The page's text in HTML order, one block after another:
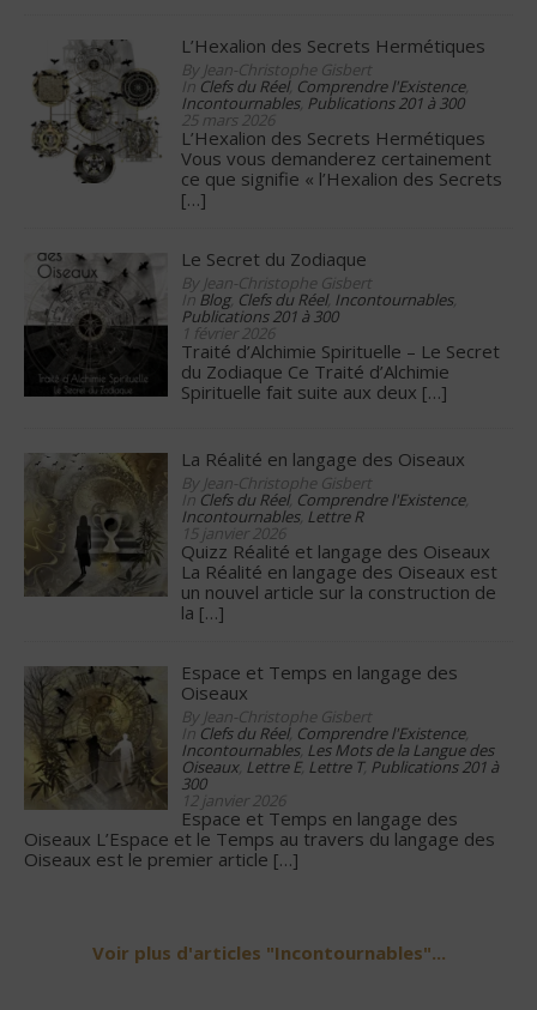
L’Hexalion des Secrets Hermétiques
By Jean-Christophe Gisbert
In Clefs du Réel, Comprendre l'Existence,
Incontournables, Publications 201 à 300
25 mars 2026
L’Hexalion des Secrets Hermétiques
Vous vous demanderez certainement
ce que signifie « l’Hexalion des Secrets
[…]
Le Secret du Zodiaque
By Jean-Christophe Gisbert
In Blog, Clefs du Réel, Incontournables,
Publications 201 à 300
1 février 2026
Traité d’Alchimie Spirituelle – Le Secret
du Zodiaque Ce Traité d’Alchimie
Spirituelle fait suite aux deux […]
La Réalité en langage des Oiseaux
By Jean-Christophe Gisbert
In Clefs du Réel, Comprendre l'Existence,
Incontournables, Lettre R
15 janvier 2026
Quizz Réalité et langage des Oiseaux
La Réalité en langage des Oiseaux est
un nouvel article sur la construction de
la […]
Espace et Temps en langage des
Oiseaux
By Jean-Christophe Gisbert
In Clefs du Réel, Comprendre l'Existence,
Incontournables, Les Mots de la Langue des
Oiseaux, Lettre E, Lettre T, Publications 201 à
300
12 janvier 2026
Espace et Temps en langage des
Oiseaux L’Espace et le Temps au travers du langage des
Oiseaux est le premier article […]
Voir plus d'articles "Incontournables"...